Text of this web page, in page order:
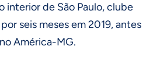
interior de São Paulo, clube
seis meses em 2019, antes
América-MG.